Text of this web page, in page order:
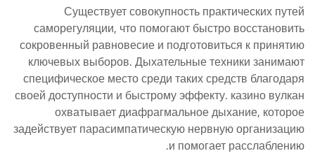
Существует совокупность практических путей
саморегуляции, что помогают быстро восстановить
сокровенный равновесие и подготовиться к принятию
ключевых выборов. Дыхательные техники занимают
специфическое место среди таких средств благодаря
своей доступности и быстрому эффекту. казино вулкан
охватывает диафрагмальное дыхание, которое
задействует парасимпатическую нервную организацию
и помогает расслаблению.